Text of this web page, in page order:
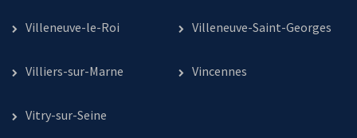
Villeneuve-le-Roi Villeneuve-Saint-Georges
Villiers-sur-Marne Vincennes
Vitry-sur-Seine